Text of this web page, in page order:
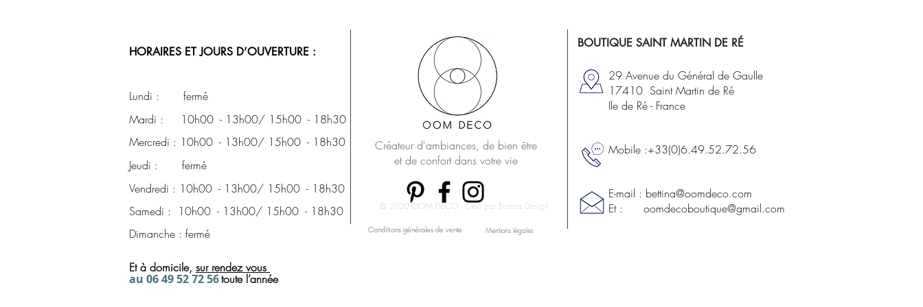
HORAIRES ET JOURS D’OUVERTURE :
Lundi : fermé
Mardi : 10h00 - 13h00/ 15h00 - 18h30
Mercredi : 10h00 - 13h00/ 15h00 - 18h30
Jeudi : fermé
Vendredi : 10h00 - 13h00/ 15h00 - 18h30
Samedi : 10h00 - 13h00/ 15h00 - 18h30
Dimanche : fermé
Et à domicile, sur rendezvous
au 06 49 52 7256toute l’année
Créateur d'ambiances, de bien être
et de confort dans votre vie
© 2020 OOM DECO - Créé par Eureca Design
Conditions générales de vente Mentions légales
BOUTIQUE SAINT MARTIN DE RÉ
29 Avenue du Général de Gaulle
17410 Saint Martin de Ré
Ile de Ré - France
Mobile :+33(0)6.49.52.72.56
E-mail : bettina@oomdeco.com
Et : oomdecoboutique@gmail.com